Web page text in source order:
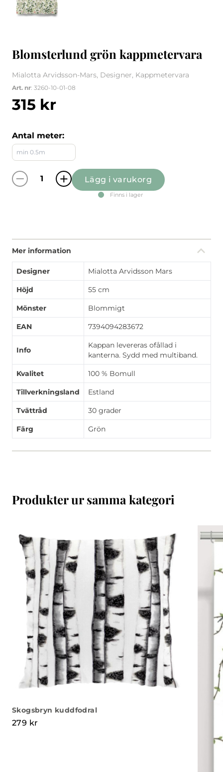
Blomsterlund grön kappmetervara
Mialotta Arvidsson-Mars, Designer, Kappmetervara
Art. nr: 3260-10-01-08
315 kr
Antal meter:
Blomsterlund grön kappmetervara mängd
Lägg i varukorg
Finns i lager
Mer information
Designer Mialotta Arvidsson Mars
Höjd 55 cm
Mönster Blommigt
EAN 7394094283672
Info
Kappan levereras ofållad i
kanterna. Sydd med multiband.
Kvalitet 100 % Bomull
Tillverkningsland Estland
Tvättråd 30 grader
Färg Grön
Produkter ur samma kategori
Skogsbryn kuddfodral
279 kr